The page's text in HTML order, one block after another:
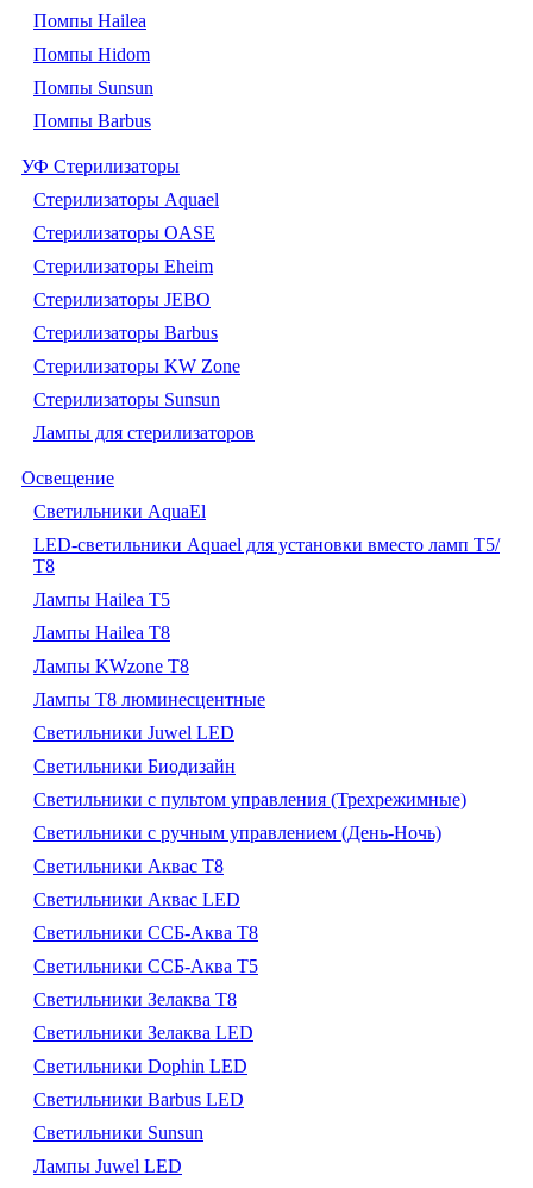
Помпы Hailea
Помпы Hidom
Помпы Sunsun
Помпы Barbus
УФ Стерилизаторы
Стерилизаторы Aquael
Стерилизаторы OASE
Стерилизаторы Eheim
Стерилизаторы JEBO
Стерилизаторы Barbus
Стерилизаторы KW Zone
Стерилизаторы Sunsun
Лампы для стерилизаторов
Освещение
Cветильники AquaEl
LED-светильники Aquael для установки вместо ламп Т5/
Т8
Лампы Hailea Т5
Лампы Hailea Т8
Лампы KWzone Т8
Лампы Т8 люминесцентные
Светильники Juwel LED
Светильники Биодизайн
Светильники с пультом управления (Трехрежимные)
Светильники с ручным управлением (День-Ночь)
Светильники Аквас Т8
Светильники Аквас LED
Светильники ССБ-Аква Т8
Светильники ССБ-Аква Т5
Светильники Зелаква Т8
Светильники Зелаква LED
Светильники Dophin LED
Светильники Barbus LED
Светильники Sunsun
Лампы Juwel LED